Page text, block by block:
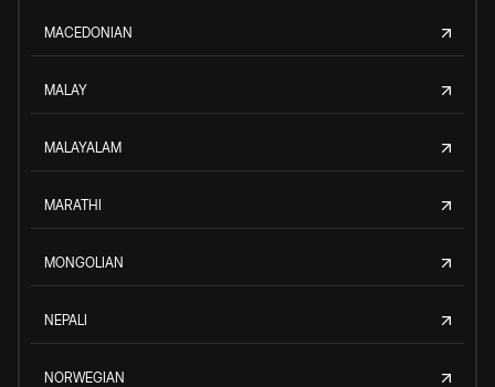
MACEDONIAN
MALAY
MALAYALAM
MARATHI
MONGOLIAN
NEPALI
NORWEGIAN